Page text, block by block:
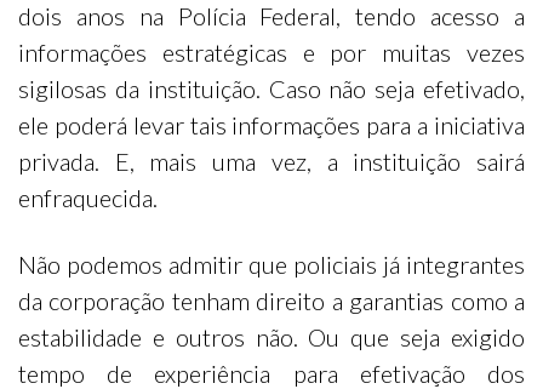
dois anos na Polícia Federal, tendo acesso a
informações estratégicas e por muitas vezes
sigilosas da instituição. Caso não seja efetivado,
ele poderá levar tais informações para a iniciativa
privada. E, mais uma vez, a instituição sairá
enfraquecida.
Não podemos admitir que policiais já integrantes
da corporação tenham direito a garantias como a
estabilidade e outros não. Ou que seja exigido
tempo de experiência para efetivação dos